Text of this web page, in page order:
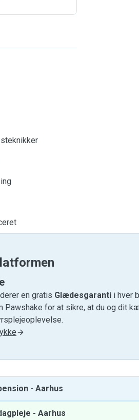
en gratis Glædesgaranti i hver
Pawshake for at sikre, at du og dit
- Aarhus
- Aarhus